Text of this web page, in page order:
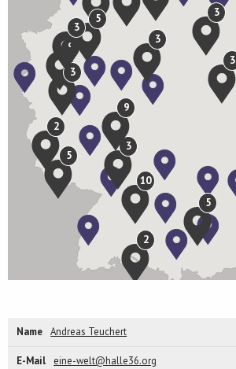
10
3
2
5
9
3
9
3
5
3
2
5
3
3
Andreas Teuchert
eine-welt@halle36.org